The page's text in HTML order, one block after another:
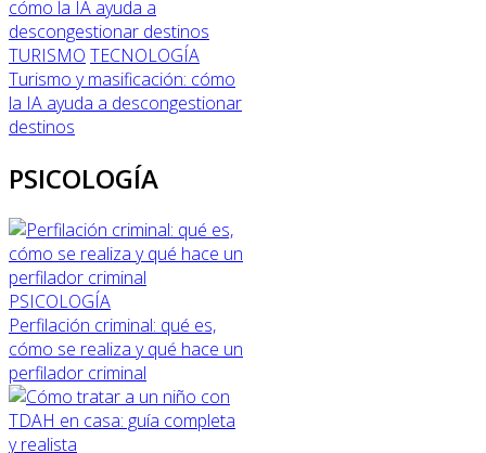
TURISMO TECNOLOGÍA
Turismo y masificación: cómo
la IA ayuda a descongestionar
destinos
PSICOLOGÍA
PSICOLOGÍA
Perfilación criminal: qué es,
cómo se realiza y qué hace un
perfilador criminal